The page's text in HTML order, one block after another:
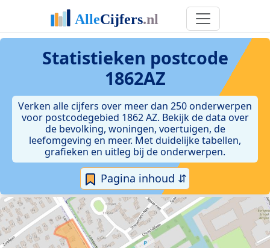
Statistieken postcode
1862AZ
Verken alle cijfers over meer dan 250 onderwerpen
voor postcodegebied 1862 AZ. Bekijk de data over
de bevolking, woningen, voertuigen, de
leefomgeving en meer. Met duidelijke tabellen,
grafieken en uitleg bij de onderwerpen.
Pagina inhoud ⇵